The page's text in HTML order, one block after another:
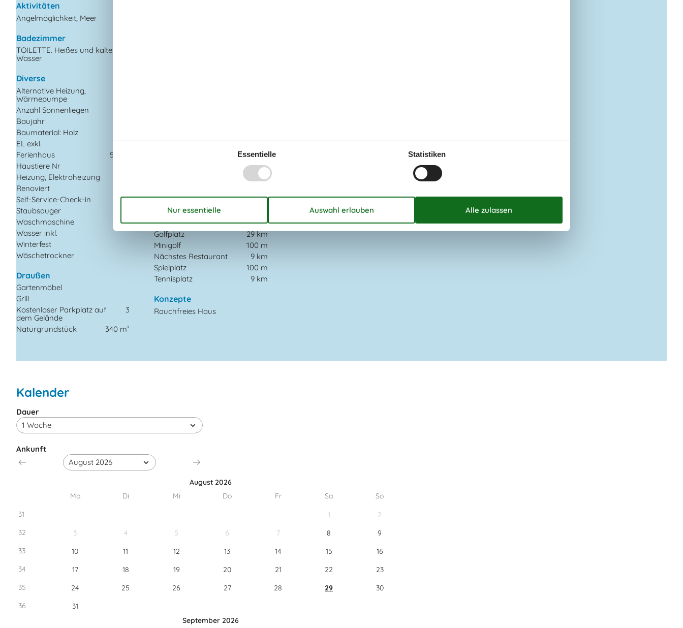
Aktivitäten
Angelmöglichkeit, Meer
Badezimmer
TOILETTE. Heißes und kaltes
Wasser
Diverse
Alternative Heizung,
Wärmepumpe
Anzahl Sonnenliegen
Baujahr
Baumaterial: Holz
EL exkl.
Ferienhaus
53 m²
Haustiere Nr
Heizung, Elektroheizung
Renoviert
Self-Service-Check-in
Staubsauger
Waschmaschine
Wasser inkl.
Winterfest
Wäschetrockner
Draußen
Gartenmöbel
Grill
Kostenloser Parkplatz auf
dem Gelände
3
Naturgrundstück
340 m²
Der Palast
9 km
9 km
9 km
141
Angelmöglichkeiten
Fitness Center
9 km
Golfplatz
29 km
Minigolf
100 m
Nächstes Restaurant
9 km
Spielplatz
100 m
Tennisplatz
9 km
Konzepte
Rauchfreies Haus
Kalender
Ankunft
August 2026
Mo
Di Mi Do Fr Sa
So
31
1
2
32
3 4 5 6 7 8
9
33
10 11 12 13 14 15
16
34
17 18 19 20 21 22
23
35
24 25 26 27 28 29
30
36
31
September 2026
Dauer
Essentielle Statistiken